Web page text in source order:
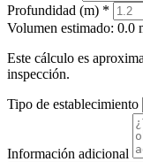
Profundidad (m) *
Volumen estimado: 0.0
Este cálculo es
inspección.
Tipo de establecimiento
Información adicional